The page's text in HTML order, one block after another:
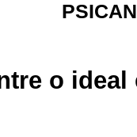
o ideal